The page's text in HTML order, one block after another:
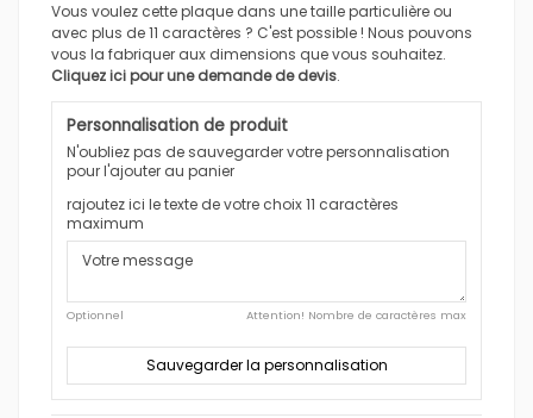
Vous voulez cette plaque dans une taille particulière ou
avec plus de 11 caractères ? C'est possible ! Nous pouvons
vous la fabriquer aux dimensions que vous souhaitez.
Cliquez ici pour une demande de devis.
Personnalisation de produit
N'oubliez pas de sauvegarder votre personnalisation
pour l'ajouter au panier
rajoutez ici le texte de votre choix 11 caractères
maximum
Optionnel Attention! Nombre de caractères max
Sauvegarder la personnalisation